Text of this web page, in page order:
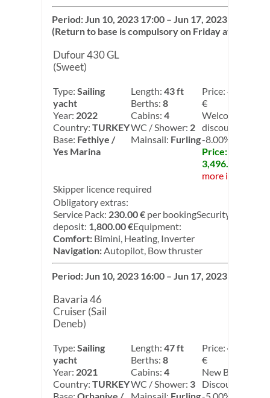
Period: Jun 10, 2023 17:00 – Jun 17, 2023 08:00
(Return to base is compulsory on Friday at 17:00)
Dufour 430 GL
(Sweet)
Type: Sailing
yacht
Year: 2022
Country: TURKEY
Base: Fethiye /
Yes Marina
Length: 43 ft
Berths: 8
Cabins: 4
WC / Shower: 2
Mainsail: Furling
Price:3,800.00
€
Welcome
discount:
-8.00%
Price:
3,496.00 €
more info
Skipper licence required
Obligatory extras:
Service Pack: 230.00 €per bookingSecurity
deposit: 1,800.00 €Equipment:
Comfort: Bimini, Heating, Inverter
Navigation:Autopilot, Bow thruster
Period: Jun 10, 2023 16:00 – Jun 17, 2023 08:00
Bavaria 46
Cruiser (Sail
Deneb)
Type: Sailing
yacht
Year: 2021
Country: TURKEY
Length: 47 ft
Berths: 8
Cabins: 4
WC / Shower: 3
Price:4,300.00
€
New Base
Discount: